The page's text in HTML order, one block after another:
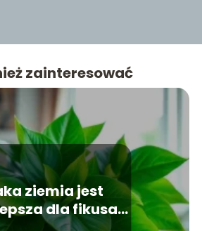
zainteresować
ziemia jest
dla fikusa